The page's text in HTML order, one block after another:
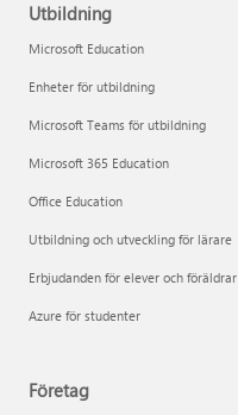
Utbildning
Microsoft Education
Enheter för utbildning
Microsoft Teams för utbildning
Microsoft 365 Education
Office Education
Utbildning och utveckling för lärare
Erbjudanden för elever och föräldrar
Azure för studenter
Företag